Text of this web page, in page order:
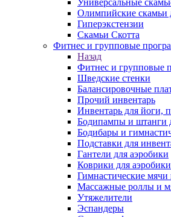
Универсальные
Олимпийские скамьи
Гиперэкстензии
Скамьи Скотта
Фитнес и групповые
Назад
Фитнес и групповые
Шведские стенки
Балансировочные
Прочий инвентарь
Инвентарь для йоги,
Бодипампы и штанги
Бодибары и
Подставки для
Гантели для аэробики
Коврики для
Гимнастические
Массажные роллы и
Утяжелители
Эспандеры